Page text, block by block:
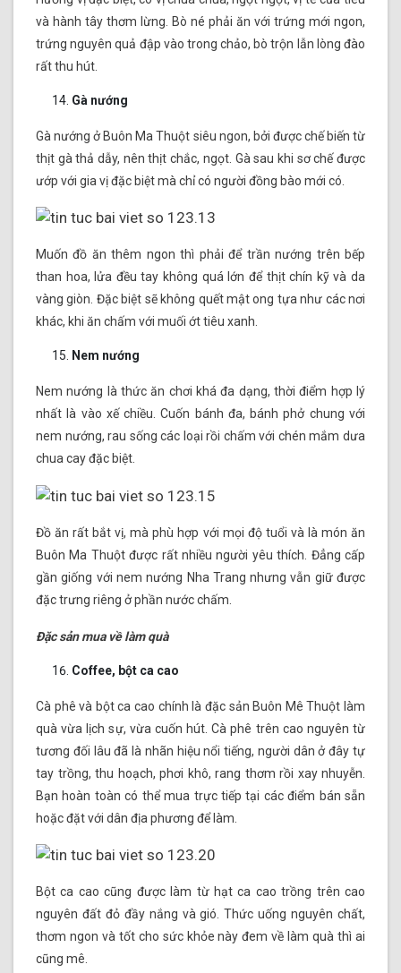
và hành tây thơm lừng. Bò né phải ăn với trứng mới ngon,
trứng nguyên quả đập vào trong chảo, bò trộn lẫn lòng đào
rất thu hút.
Gà nướng
Gà nướng ở Buôn Ma Thuột siêu ngon, bởi được chế biến từ
thịt gà thả dẫy, nên thịt chắc, ngọt. Gà sau khi sơ chế được
ướp với gia vị đặc biệt mà chỉ có người đồng bào mới có.
Muốn đồ ăn thêm ngon thì phải để trần nướng trên bếp
than hoa, lửa đều tay không quá lớn để thịt chín kỹ và da
vàng giòn. Đặc biệt sẽ không quết mật ong tựa như các nơi
khác, khi ăn chấm với muối ớt tiêu xanh.
Nem nướng
Nem nướng là thức ăn chơi khá đa dạng, thời điểm hợp lý
nhất là vào xế chiều. Cuốn bánh đa, bánh phở chung với
nem nướng, rau sống các loại rồi chấm với chén mắm dưa
chua cay đặc biệt.
Đồ ăn rất bắt vị, mà phù hợp với mọi độ tuổi và là món ăn
Buôn Ma Thuột được rất nhiều người yêu thích. Đẳng cấp
gần giống với nem nướng Nha Trang nhưng vẫn giữ được
đặc trưng riêng ở phần nước chấm.
Đặc sản mua về làm quà
Coffee, bột ca cao
Cà phê và bột ca cao chính là đặc sản Buôn Mê Thuột làm
quà vừa lịch sự, vừa cuốn hút. Cà phê trên cao nguyên từ
tương đối lâu đã là nhãn hiệu nổi tiếng, người dân ở đây tự
tay trồng, thu hoạch, phơi khô, rang thơm rồi xay nhuyễn.
Bạn hoàn toàn có thể mua trực tiếp tại các điểm bán sẵn
hoặc đặt với dân địa phương để làm.
Bột ca cao cũng được làm từ hạt ca cao trồng trên cao
nguyên đất đỏ đầy nắng và gió. Thức uống nguyên chất,
thơm ngon và tốt cho sức khỏe này đem về làm quà thì ai
cũng mê.